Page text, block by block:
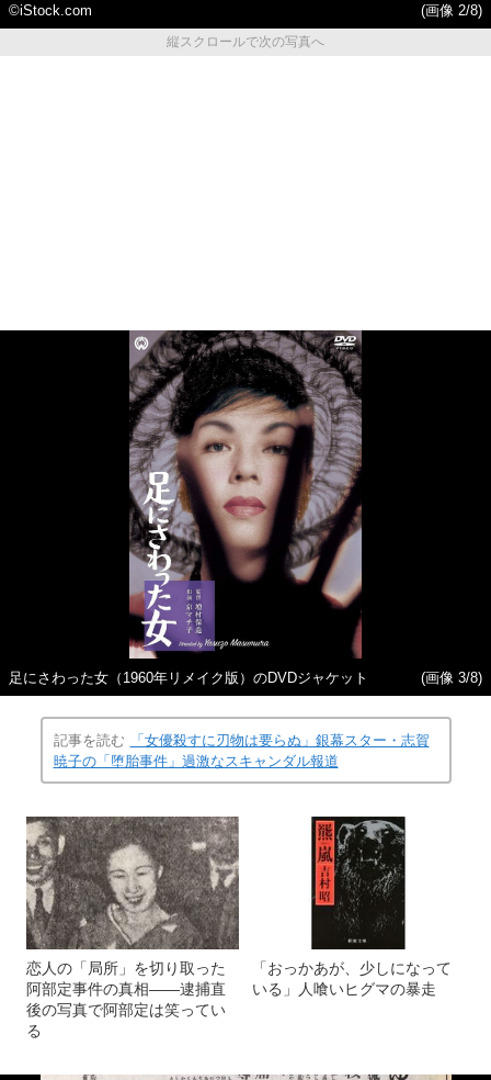
©iStock.com
(画像 2/8)
縦スクロールで次の写真へ
足にさわった女（1960年リメイク版）のDVDジャケット (画像 3/8)
記事を読む
「女優殺すに刃物は要らぬ」銀幕スター・志賀
暁子の「堕胎事件」過激なスキャンダル報道
恋人の「局所」を切り取った
阿部定事件の真相――逮捕直
後の写真で阿部定は笑ってい
る
「おっかあが、少しになって
いる」人喰いヒグマの暴走